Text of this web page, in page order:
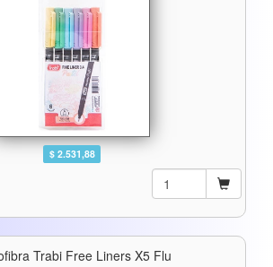
$ 2.531,88
Trabi Free Liners X5 Flu